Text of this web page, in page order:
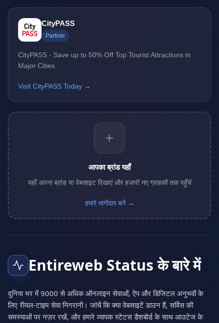
CityPASS
Partner
CityPASS - Save up to 50% Off Top Tourist Attractions in
Major Cities
Visit CityPASS Today →
+
आपका ब्रांड यहाँ
यहाँ अपना ब्रांड या वेबसाइट दिखाएं और हजारों नए ग्राहकों तक पहुँचें
हमारे भागीदार बनें →
Entireweb Status के बारे में
दुनिया भर में 9000 से अधिक ऑनलाइन सेवाओं, ऐप और डिजिटल अनुभवों के
लिए रीयल-टाइम सेवा निगरानी। जांचें कि क्या वेबसाइटें डाउन हैं, सर्विस की
समस्याओं पर नज़र रखें, और हमारे व्यापक स्टेटस डैशबोर्ड के साथ आउटेज के